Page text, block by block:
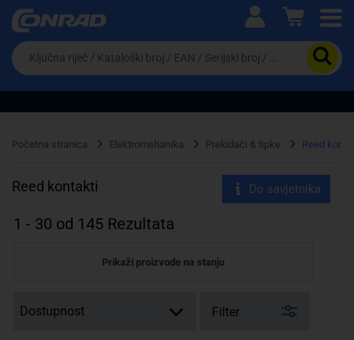
Ova postavka prilagođava asortiman proizvoda i
cijene vašim potrebama.
Da
biste
potražili
proizvod,
unesite
riječ,
EAN
serijski
broj
Početna stranica Elektromehanika Prekidači & tipke Reed
Reed kontakti Do savjetnika
1 - 30 od 145 Rezultata
Prikaži proizvode na stanju
Filter